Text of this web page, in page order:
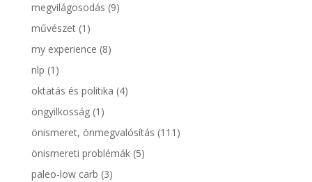
megvilágosodás (9)
művészet(1)
my experience (8)
nlp (1)
oktatás és politika (4)
öngyilkosság(1)
önismeret, önmegvalósítás (111)
önismereti problémák(5)
paleo-low carb (3)